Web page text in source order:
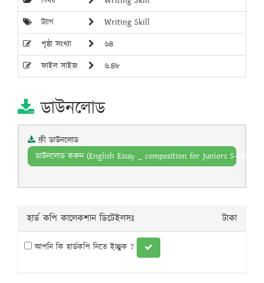
ট্যাগ
Writing Skill
পৃষ্ঠা সংখ্যা
৬৪
ফাইল সাইজ
৬.৪৮
ডাউনলোড
ফ্রী ডাউনলোড
ডাউনলোড করুন (English Essay _ composition for Juniors S-7MB p-
হার্ড কপি কালেকশান ডিটেইলসঃ টাকা
আপনি কি হার্ডকপি নিতে ই্চ্ছুক ?